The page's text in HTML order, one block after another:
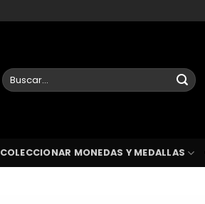
Buscar
por:
COLECCIONAR MONEDAS Y MEDALLAS